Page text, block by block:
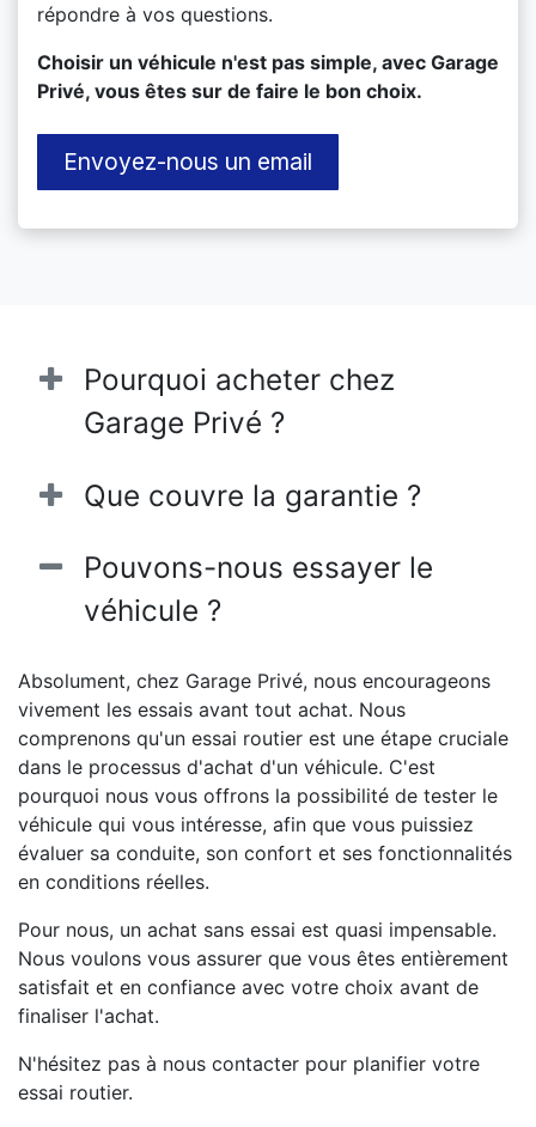
répondre à vos questions.
​Choisir un véhicule n'est pas simple, avec Garage
Privé, vous êtes sur de faire le bon choix.
Envoyez-nous un email
Pourquoi acheter chez
Garage Privé ?
Que couvre la garantie ?
Pouvons-nous essayer le
véhicule ?
Absolument, chez Garage Privé, nous encourageons
vivement les essais avant tout achat. Nous
comprenons qu'un essai routier est une étape cruciale
dans le processus d'achat d'un véhicule. C'est
pourquoi nous vous offrons la possibilité de tester le
véhicule qui vous intéresse, afin que vous puissiez
évaluer sa conduite, son confort et ses fonctionnalités
en conditions réelles.
Pour nous, un achat sans essai est quasi impensable.
Nous voulons vous assurer que vous êtes entièrement
satisfait et en confiance avec votre choix avant de
finaliser l'achat.
N'hésitez pas à nous contacter pour planifier votre
essai routier.